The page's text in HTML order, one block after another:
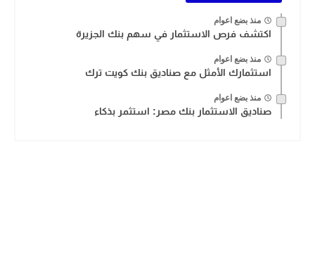
منذ بضع اعوام
اكتشف فرص الاستثمار في سهم بنك الجزيرة
منذ بضع اعوام
استثمارك الأمثل مع صناديق بنك كويت ترك
منذ بضع اعوام
صناديق الاستثمار بنك مصر: استثمر بذكاء